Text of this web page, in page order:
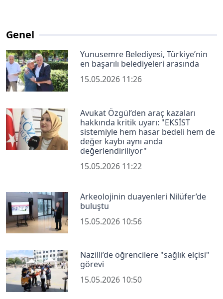
Genel
Yunusemre Belediyesi, Türkiye’nin
en başarılı belediyeleri arasında
15.05.2026 11:26
Avukat Özgül’den araç kazaları
hakkında kritik uyarı: "EKSİST
sistemiyle hem hasar bedeli hem de
değer kaybı aynı anda
değerlendiriliyor"
15.05.2026 11:22
Arkeolojinin duayenleri Nilüfer’de
buluştu
15.05.2026 10:56
Nazilli’de öğrencilere "sağlık elçisi"
görevi
15.05.2026 10:50